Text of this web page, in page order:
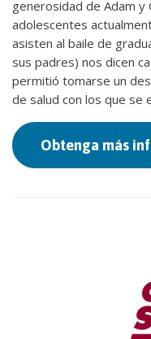
generosidad de Adam y
adolescentes
asisten al baile de
sus padres) nos dicen
permitió tomarse un
de salud con los que se
Obtenga más